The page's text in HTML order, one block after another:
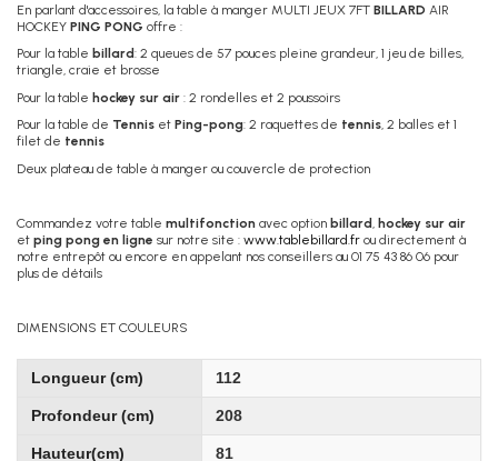
En parlant d'accessoires, la table à manger MULTI JEUX 7FT BILLARD AIR
HOCKEY PING PONG offre :
Pour la table billard: 2 queues de 57 pouces pleine grandeur, 1 jeu de billes,
triangle, craie et brosse
Pour la table hockey sur air : 2 rondelles et 2 poussoirs
Pour la table de Tennis et Ping-pong: 2 raquettes de tennis, 2 balles et 1
filet de tennis
Deux plateau de table à manger ou couvercle de protection
Commandez votre table multifonction avec option billard, hockey sur air
et ping pong en ligne sur notre site : www.tablebillard.fr ou directement à
notre entrepôt ou encore en appelant nos conseillers au 01 75 43 86 06 pour
plus de détails
DIMENSIONS ET COULEURS
Longueur (cm) 112
Profondeur (cm) 208
Hauteur(cm) 81